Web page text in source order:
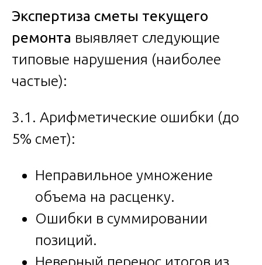
Экспертиза сметы текущего
ремонта выявляет следующие
типовые нарушения (наиболее
частые):
3.1. Арифметические ошибки (до
5% смет):
Неправильное умножение
объема на расценку.
Ошибки в суммировании
позиций.
Неверный перенос итогов из